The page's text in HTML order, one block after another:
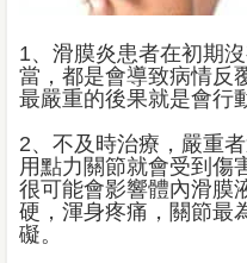
1、滑膜炎患者在初期
當，都是會導致病情反
最嚴重的後果就是會行
2、不及時治療，嚴重
用點力關節就會受到傷
很可能會影響體內滑膜
硬，渾身疼痛，關節最
礙。